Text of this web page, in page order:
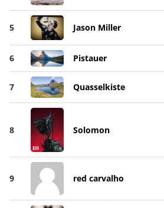
5 Jason Miller
6 Pistauer
7 Quasselkiste
8 Solomon
9 red carvalho